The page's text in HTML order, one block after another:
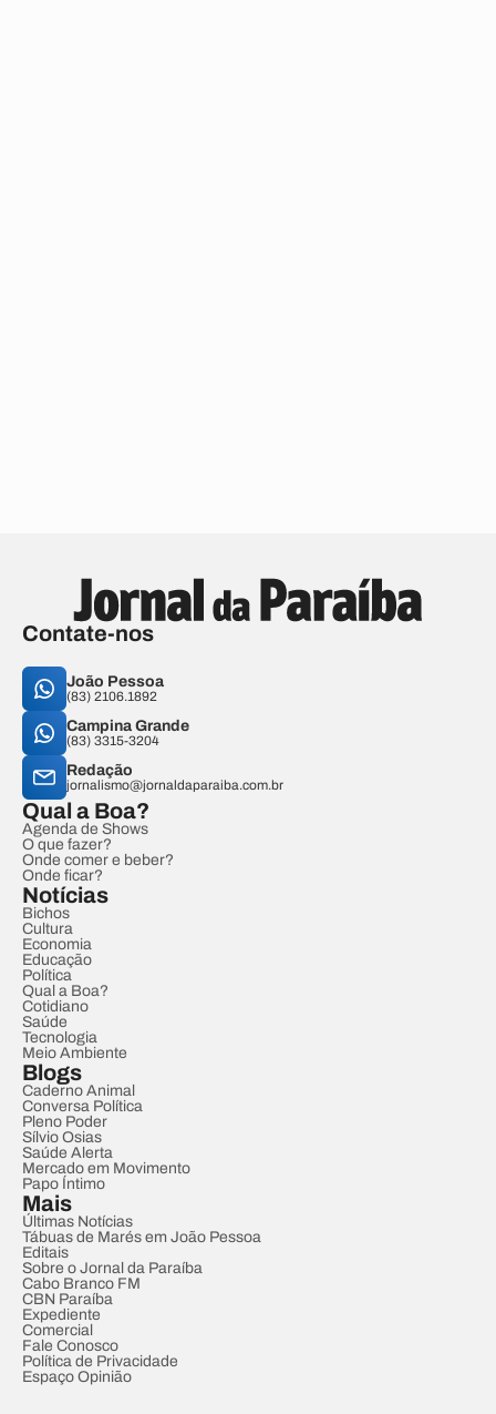
Contate-nos
João Pessoa
(83) 2106.1892
Campina Grande
(83) 3315-3204
Redação
jornalismo@jornaldaparaiba.com.br
Qual a Boa?
Agenda de Shows
O que fazer?
Onde comer e beber?
Onde ficar?
Notícias
Bichos
Cultura
Economia
Educação
Política
Qual a Boa?
Cotidiano
Saúde
Tecnologia
Meio Ambiente
Blogs
Caderno Animal
Conversa Política
Pleno Poder
Sílvio Osias
Saúde Alerta
Mercado em Movimento
Papo Íntimo
Mais
Últimas Notícias
Tábuas de Marés em João Pessoa
Editais
Sobre o Jornal da Paraíba
Cabo Branco FM
CBN Paraíba
Expediente
Comercial
Fale Conosco
Política de Privacidade
Espaço Opinião